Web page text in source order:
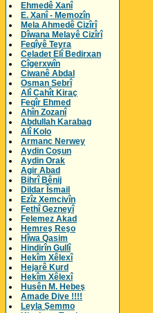
Ehmedê Xanî
E. Xanî - Memozîn
Mela Ahmedê Cizîrî
Dîwana Melayê Cizîrî
Feqîyê Teyra
Celadet Elî Bedirxan
Cîgerxwîn
Ciwanê Abdal
Osman Sebrî
Alî Cahît Kiraç
Feqîr Ehmed
Ahîn Zozanî
Abdullah Karabag
Alî Kolo
Armanc Nerwey
Aydin Coşun
Aydin Orak
Agir Abad
Bihrî Bênij
Dildar Îsmail
Ezîz Xemcivîn
Fethî Gezneyî
Felemez Akad
Hemreş Reşo
Hîwa Qasim
Hindirîn Gullî
Hekîm Xêlexî
Hejarê Kurd
Hekîm Xêlexî
Husên M. Hebeş
Amade Dive !!!!
Leyla Şemmo